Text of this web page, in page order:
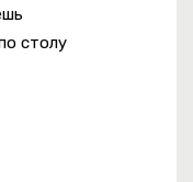
столу